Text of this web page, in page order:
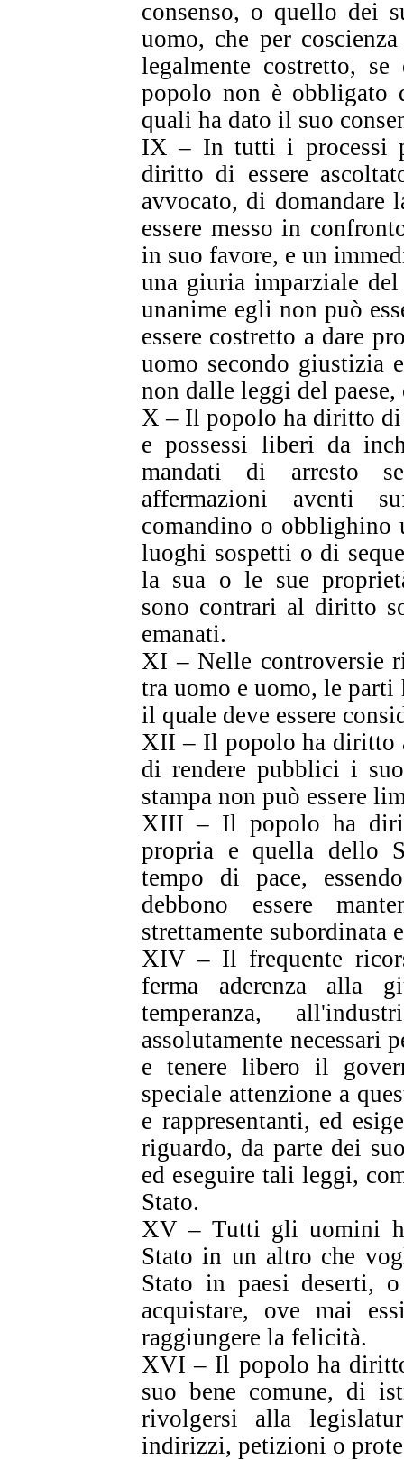
consenso, o quello dei
uomo, che per
legalmente costretto,
popolo non è obbligato
quali ha dato il suo
IX – In tutti i processi
diritto di essere
avvocato, di domandare
essere messo in
in suo favore, e un
una giuria imparziale
unanime egli non può
essere costretto a dare
uomo secondo giustizia
non dalle leggi del
X – Il popolo ha diritto di
e possessi liberi da
mandati di arresto
affermazioni aventi
comandino o obblighino
luoghi sospetti o di
la sua o le sue
sono contrari al diritto
emanati.
XI – Nelle controversie
tra uomo e uomo, le
il quale deve essere
XII – Il popolo ha diritto
di rendere pubblici i
stampa non può essere
XIII – Il popolo ha
propria e quella dello
tempo di pace,
debbono essere
strettamente subordinata
XIV – Il frequente
ferma aderenza alla
temperanza,
assolutamente necessari
e tenere libero il
speciale attenzione a
e rappresentanti, ed
riguardo, da parte dei
ed eseguire tali leggi,
Stato.
XV – Tutti gli uomini
Stato in un altro che
Stato in paesi deserti,
acquistare, ove mai
raggiungere la felicità.
XVI – Il popolo ha
suo bene comune, di
rivolgersi alla
indirizzi, petizioni o